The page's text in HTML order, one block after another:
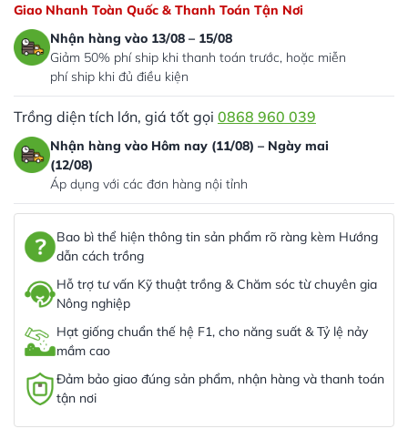
Giao Nhanh Toàn Quốc & Thanh Toán Tận Nơi
Nhận hàng vào 13/08 – 15/08
Giảm 50% phí ship khi thanh toán trước, hoặc miễn
phí ship khi đủ điều kiện
Trồng diện tích lớn, giá tốt gọi 0868 960 039
Nhận hàng vào Hôm nay (11/08) – Ngày mai
(12/08)
Áp dụng với các đơn hàng nội tỉnh
Bao bì thể hiện thông tin sản phẩm rõ ràng kèm Hướng
dẫn cách trồng
Hỗ trợ tư vấn Kỹ thuật trồng & Chăm sóc từ chuyên gia
Nông nghiệp
Hạt giống chuẩn thế hệ F1, cho năng suất & Tỷ lệ nảy
mầm cao
Đảm bảo giao đúng sản phẩm, nhận hàng và thanh toán
tận nơi